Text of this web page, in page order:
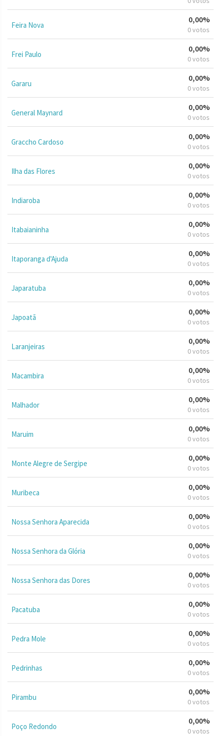
Feira Nova
0,00%
0 votos
Frei Paulo
0,00%
0 votos
Gararu
0,00%
0 votos
General Maynard
0,00%
0 votos
Graccho Cardoso
0,00%
0 votos
Ilha das Flores
0,00%
0 votos
Indiaroba
0,00%
0 votos
Itabaianinha
0,00%
0 votos
Itaporanga d'Ajuda
0,00%
0 votos
Japaratuba
0,00%
0 votos
Japoatã
0,00%
0 votos
Laranjeiras
0,00%
0 votos
Macambira
0,00%
0 votos
Malhador
0,00%
0 votos
Maruim
0,00%
0 votos
Monte Alegre de Sergipe
0,00%
0 votos
Muribeca
0,00%
0 votos
Nossa Senhora Aparecida
0,00%
0 votos
Nossa Senhora da Glória
0,00%
0 votos
Nossa Senhora das Dores
0,00%
0 votos
Pacatuba
0,00%
0 votos
Pedra Mole
0,00%
0 votos
Pedrinhas
0,00%
0 votos
Pirambu
0,00%
0 votos
Poço Redondo
0,00%
0 votos